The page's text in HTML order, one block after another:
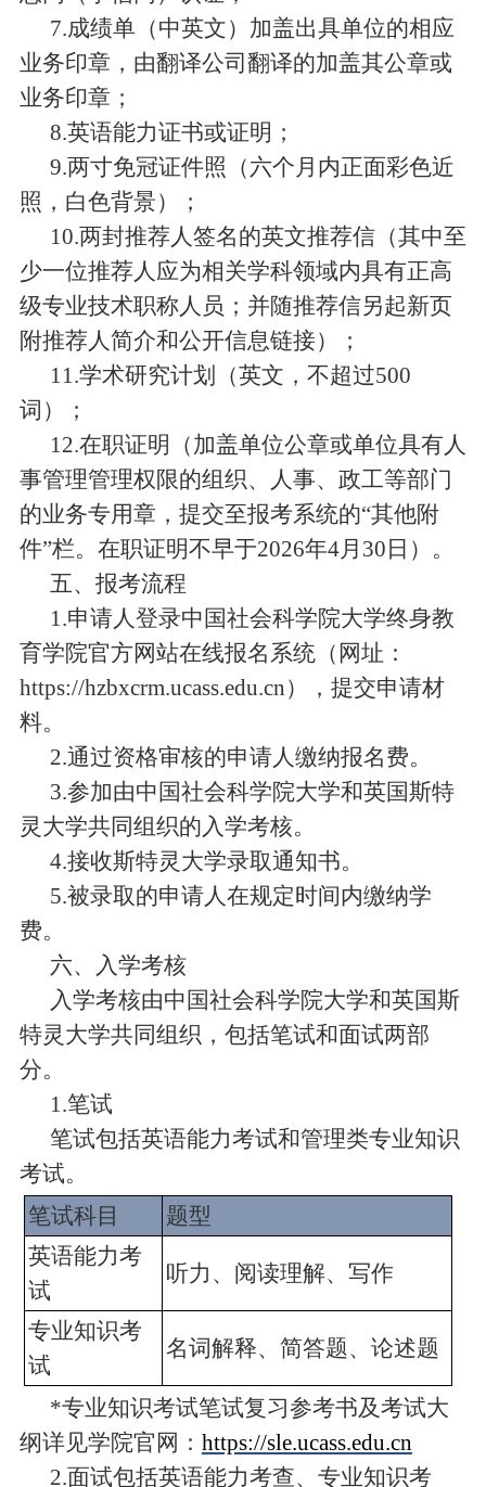
7.成绩单（中英文）加盖出具单位的相应
业务印章，由翻译公司翻译的加盖其公章或
业务印章；
8.英语能力证书或证明 ；
9.两寸免冠证件照（六个月内正面彩色近
照，白色背景）；
10.两封推荐人签名的英文推荐信（其中至
少一位推荐人应为相关学科领域内具有正高
级专业技术职称人员；并随推荐信另起新页
附推荐人简介和公开信息链接）；
11.学术研究计划（英文，不超过500
词 ）
；
12.在职证明（加盖单位公章或单位具有人
事管理管理权限的组织、人事、政工等部门
的业务专用章，提交至报考系统的“其他附
件”栏。在职证明不早于2026年4月 30 日）。
五、报考流程
1.申请人登录中国社会科学院大学终身教
育学院官方网站在线报名系统（网址：
https://hzbxcrm.ucass.edu.cn ），提交申请材
料。
2.通过资格审核的申请人缴纳报名费。
3.参加由中国社会科学院大学和英国斯特
灵大学共同组织的入学考核。
4.接收斯特灵大学录取通知书。
5.被录取的申请人在规定时间内缴纳学
费。
六、入学考核
入学考核由中国社会科学院大学和英国斯
特灵 大学共同组织，包括笔试和面试两部
分。
1.笔试
笔试包括英语能力考试和管理类专业知识
考试。
笔试科目
题型
英语能力考
试
听力、 阅读理解、写作
专业知识考
试
名词解释、简答题、论述题
*专业知识考试笔试复习参考书及考试大
纲详见学院官网： https://sle.ucass.edu.cn
2.面试包括英语能力考查、专业知识考